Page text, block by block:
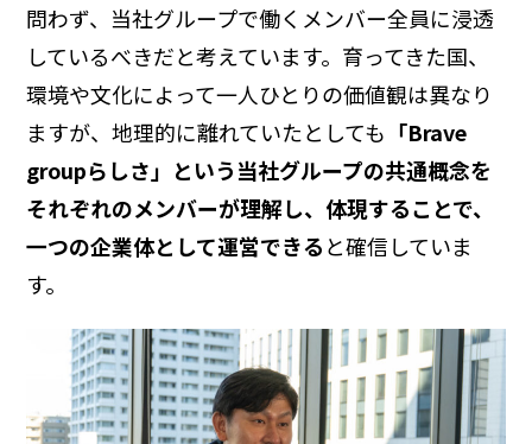
問わず、当社グループで働くメンバー全員に浸透
しているべきだと考えています。育ってきた国、
環境や文化によって一人ひとりの価値観は異なり
ますが、地理的に離れていたとしても 「Brave
groupらしさ」という当社グループの共通概念を
それぞれのメンバーが理解し、体現することで、
一つの企業体として運営できると確信していま
す。